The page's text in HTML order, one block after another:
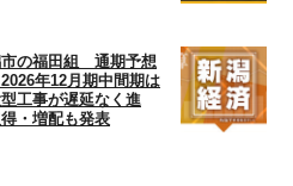
市の福田組 通期予想
年12月期中間期は
工事が遅延なく進
・増配も発表